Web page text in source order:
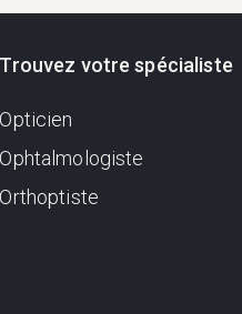
Trouvez votre spécialiste
Opticien
Ophtalmologiste
Orthoptiste